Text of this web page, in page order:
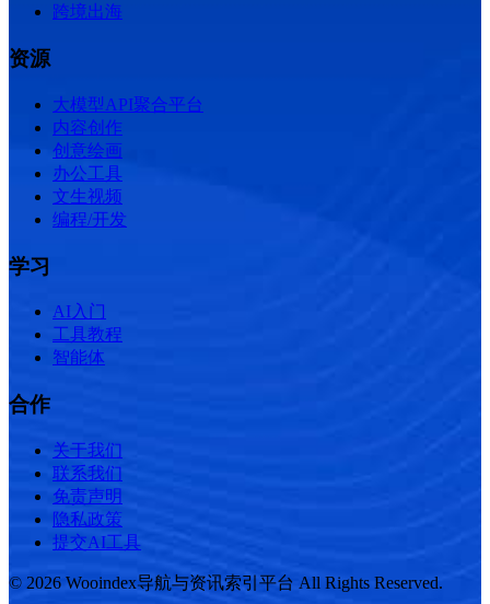
跨境出海
资源
大模型API聚合平台
内容创作
创意绘画
办公工具
文生视频
编程/开发
学习
AI入门
工具教程
智能体
合作
关于我们
联系我们
免责声明
隐私政策
提交AI工具
© 2026 Wooindex导航与资讯索引平台 All Rights Reserved.